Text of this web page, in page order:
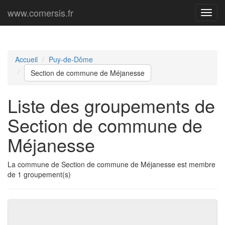
Menu
www.comersis.fr
Accueil
Puy-de-Dôme
Section de commune de Méjanesse
Liste des groupements de
Section de commune de
Méjanesse
La commune de Section de commune de Méjanesse est membre
de 1 groupement(s)